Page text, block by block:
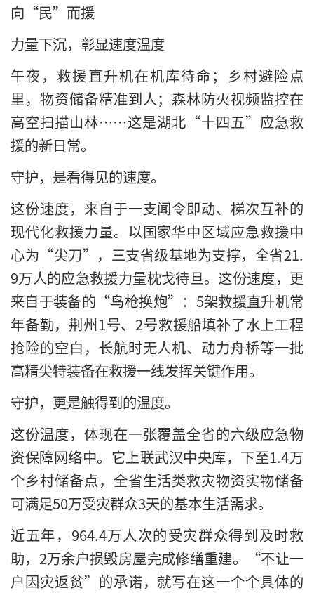
向“民”而援
力量下沉，彰显速度温度
午夜，救援直升机在机库待命；乡村避险点
里，物资储备精准到人；森林防火视频监控在
高空扫描山林……这是湖北“十四五”应急救
援的新日常。
守护，是看得见的速度。
这份速度，来自于一支闻令即动、梯次互补的
现代化救援力量。以国家华中区域应急救援中
心为“尖刀”，三支省级基地为支撑，全省21.
9万人的应急救援力量枕戈待旦。这份速度，更
来自于装备的“鸟枪换炮”：5架救援直升机常
年备勤，荆州1号、2号救援船填补了水上工程
抢险的空白，长航时无人机、动力舟桥等一批
高精尖特装备在救援一线发挥关键作用。
守护，更是触得到的温度。
这份温度，体现在一张覆盖全省的六级应急物
资保障网络中。它上联武汉中央库，下至1.4万
个乡村储备点，全省生活类救灾物资实物储备
可满足50万受灾群众3天的基本生活需求。
近五年，964.4万人次的受灾群众得到及时救
助，2万余户损毁房屋完成修缮重建。“不让一
户因灾返贫”的承诺，就写在这一个个具体的